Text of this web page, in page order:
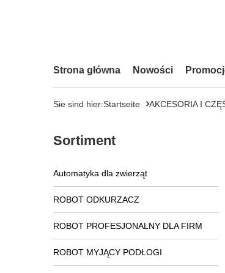
Strona główna Nowości
Sie sind hier:Startseite AKCESORIA I
Sortiment
Automatyka dla zwierząt
ROBOT ODKURZACZ
ROBOT PROFESJONALNY DLA FIRM
ROBOT MYJĄCY PODŁOGI